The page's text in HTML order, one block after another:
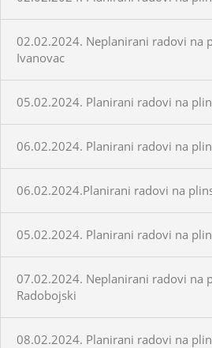
02.02.2024. Neplanirani radovi na
Ivanovac
05.02.2024. Planirani radovi na
06.02.2024. Planirani radovi na
06.02.2024.Planirani radovi na
05.02.2024. Planirani radovi na
07.02.2024. Neplanirani radovi na
Radobojski
08.02.2024. Planirani radovi na